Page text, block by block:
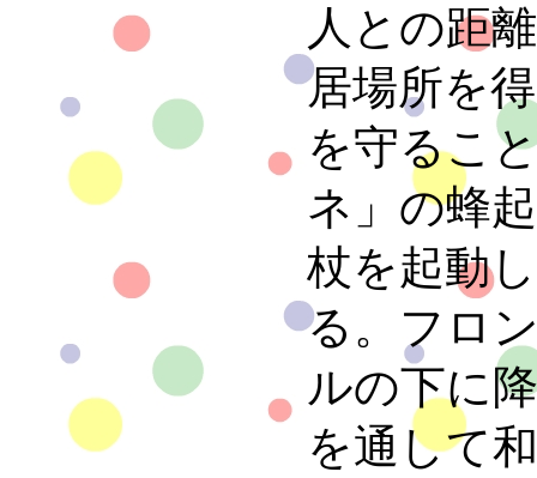
人との距
居場所を
を守るこ
ネ」の蜂
杖を起動
る。フロ
ルの下に
を通して